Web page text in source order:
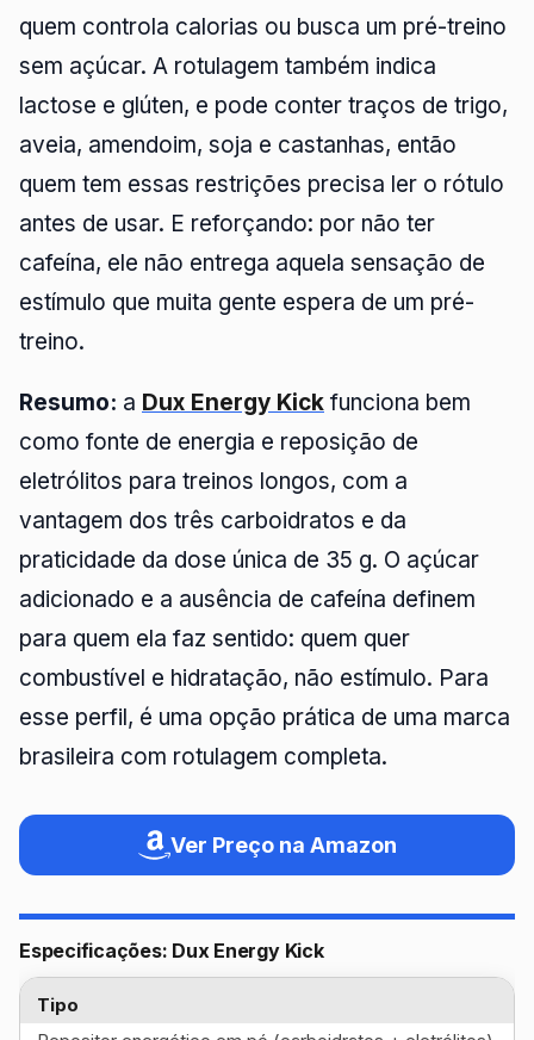
quem controla calorias ou busca um pré-treino
sem açúcar. A rotulagem também indica
lactose e glúten, e pode conter traços de trigo,
aveia, amendoim, soja e castanhas, então
quem tem essas restrições precisa ler o rótulo
antes de usar. E reforçando: por não ter
cafeína, ele não entrega aquela sensação de
estímulo que muita gente espera de um pré-
treino.
Resumo: a Dux Energy Kick funciona bem
como fonte de energia e reposição de
eletrólitos para treinos longos, com a
vantagem dos três carboidratos e da
praticidade da dose única de 35 g. O açúcar
adicionado e a ausência de cafeína definem
para quem ela faz sentido: quem quer
combustível e hidratação, não estímulo. Para
esse perfil, é uma opção prática de uma marca
brasileira com rotulagem completa.
Ver Preço na Amazon
Especificações: Dux Energy Kick
Tipo